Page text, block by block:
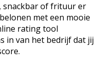
snackbar of frituur er
met een mooie
rating tool
in van het bedrijf dat jij